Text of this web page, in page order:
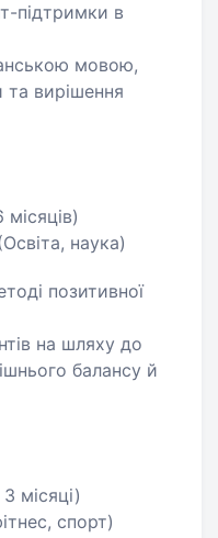
підтримки в
мовою,
вирішення
наука)
позитивної
на шляху до
балансу й
3 місяці)
спорт)